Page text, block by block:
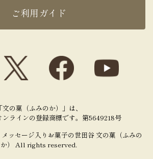
ご利用ガイド
「文の菓（ふみのか）」は、
ンラインの登録商標です。第5649218号
ッセージ入りお菓子の世田谷 文の菓（ふみの
か） All rights reserved.